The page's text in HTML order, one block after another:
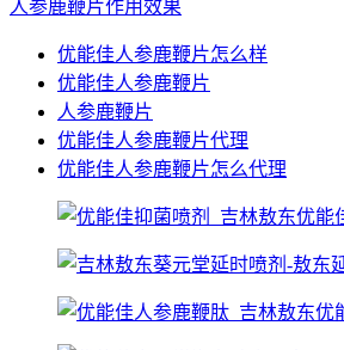
人参鹿鞭片作用效果
优能佳人参鹿鞭片怎么样
优能佳人参鹿鞭片
人参鹿鞭片
优能佳人参鹿鞭片代理
优能佳人参鹿鞭片怎么代理